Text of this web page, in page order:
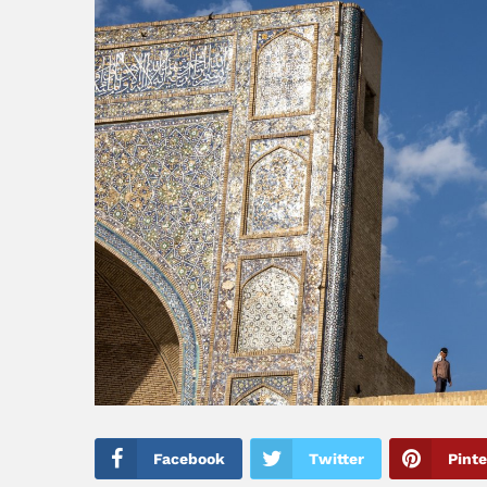
Facebook Twitter